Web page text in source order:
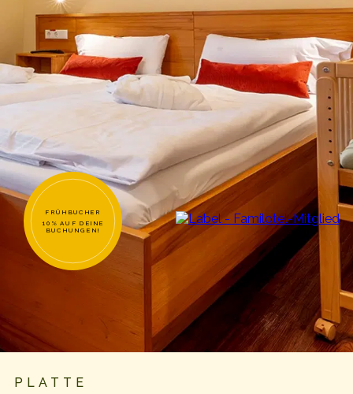
FRÜHBUCHER
10% AUF DEINE
BUCHUNGEN!
PLATTE